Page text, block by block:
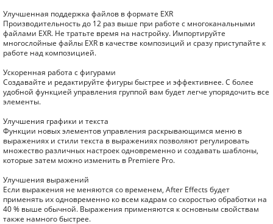
Улучшенная поддержка файлов в формате EXR
Производительность до 12 раз выше при работе с многоканальными
файлами EXR. Не тратьте время на настройку. Импортируйте
многослойные файлы EXR в качестве композиций и сразу приступайте к
работе над композицией.
Ускоренная работа с фигурами
Создавайте и редактируйте фигуры быстрее и эффективнее. С более
удобной функцией управления группой вам будет легче упорядочить все
элементы.
Улучшения графики и текста
Функции новых элементов управления раскрывающимся меню в
выражениях и стили текста в выражениях позволяют регулировать
множество различных настроек одновременно и создавать шаблоны,
которые затем можно изменить в Premiere Pro.
Улучшения выражений
Если выражения не меняются со временем, After Effects будет
применять их одновременно ко всем кадрам со скоростью обработки на
40 % выше обычной. Выражения применяются к основным свойствам
также намного быстрее.